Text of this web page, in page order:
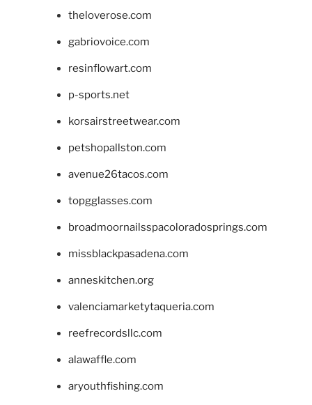
theloverose.com
gabriovoice.com
resinflowart.com
p-sports.net
korsairstreetwear.com
petshopallston.com
avenue26tacos.com
topgglasses.com
broadmoornailsspacoloradosprings.com
missblackpasadena.com
anneskitchen.org
valenciamarketytaqueria.com
reefrecordsllc.com
alawaffle.com
aryouthfishing.com